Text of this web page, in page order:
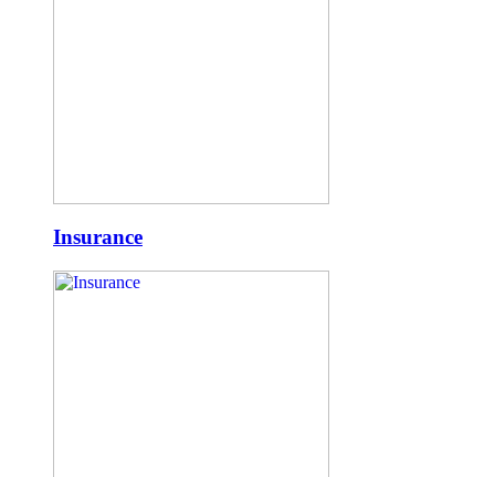
Insurance